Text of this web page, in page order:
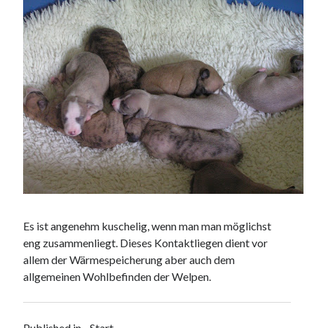
Es ist angenehm kuschelig, wenn man man möglichst
eng zusammenliegt. Dieses Kontaktliegen dient vor
allem der Wärmespeicherung aber auch dem
allgemeinen Wohlbefinden der Welpen.